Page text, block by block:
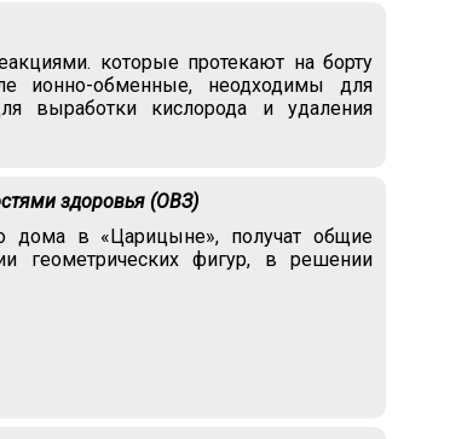
которые протекают на борту
ионно-обменные, неодходимы для
выработки кислорода и удаления
здоровья (ОВЗ)
дома в «Царицыне», получат общие
геометрических фигур, в решении